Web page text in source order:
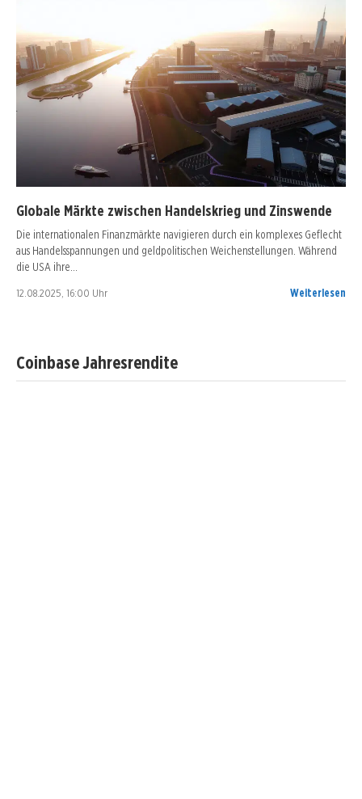
Globale Märkte zwischen Handelskrieg und Zinswende
Die internationalen Finanzmärkte navigieren durch ein komplexes Geflecht
aus Handelsspannungen und geldpolitischen Weichenstellungen. Während
die USA ihre…
12.08.2025, 16:00 Uhr Weiterlesen
Coinbase Jahresrendite